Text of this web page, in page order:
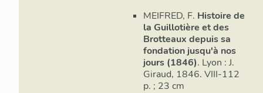
MEIFRED, F. Histoire de
la Guillotière et des
Brotteaux depuis sa
fondation jusqu'à nos
jours (1846). Lyon : J.
Giraud, 1846. VIII-112
p. ; 23 cm